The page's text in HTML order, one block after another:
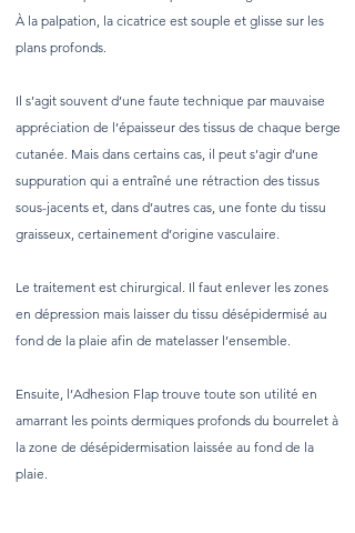
À la palpation, la cicatrice est souple et glisse sur les
plans profonds.
Il s’agit souvent d’une faute technique par mauvaise
appréciation de l’épaisseur des tissus de chaque berge
cutanée. Mais dans certains cas, il peut s’agir d’une
suppuration qui a entraîné une rétraction des tissus
sous-jacents et, dans d’autres cas, une fonte du tissu
graisseux, certainement d’origine vasculaire.
Le traitement est chirurgical. Il faut enlever les zones
en dépression mais laisser du tissu désépidermisé au
fond de la plaie afin de matelasser l’ensemble.
Ensuite, l’Adhesion Flap trouve toute son utilité en
amarrant les points dermiques profonds du bourrelet à
la zone de désépidermisation laissée au fond de la
plaie.